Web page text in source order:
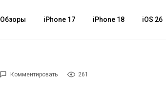
Обзоры iPhone 17 iPhone 18 iOS 26
Комментировать 261